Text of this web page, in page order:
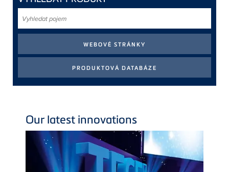
pojem
Our latest innovations